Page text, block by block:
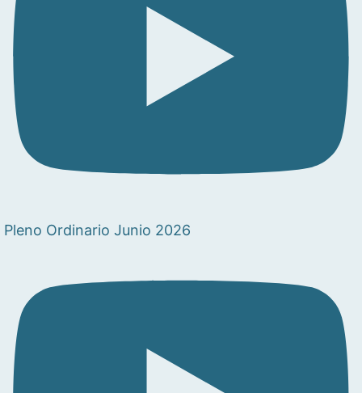
Pleno Ordinario Junio 2026